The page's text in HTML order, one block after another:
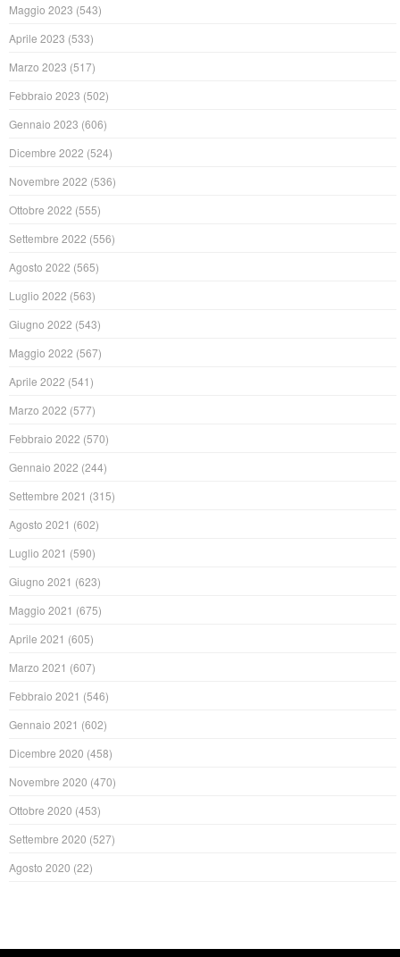
Maggio 2023 (543)
Aprile 2023 (533)
Marzo 2023 (517)
Febbraio 2023 (502)
Gennaio 2023 (606)
Dicembre 2022 (524)
Novembre 2022 (536)
Ottobre 2022 (555)
Settembre 2022 (556)
Agosto 2022 (565)
Luglio 2022 (563)
Giugno 2022 (543)
Maggio 2022 (567)
Aprile 2022 (541)
Marzo 2022 (577)
Febbraio 2022 (570)
Gennaio 2022 (244)
Settembre 2021 (315)
Agosto 2021 (602)
Luglio 2021 (590)
Giugno 2021 (623)
Maggio 2021 (675)
Aprile 2021 (605)
Marzo 2021 (607)
Febbraio 2021 (546)
Gennaio 2021 (602)
Dicembre 2020 (458)
Novembre 2020 (470)
Ottobre 2020 (453)
Settembre 2020 (527)
Agosto 2020 (22)